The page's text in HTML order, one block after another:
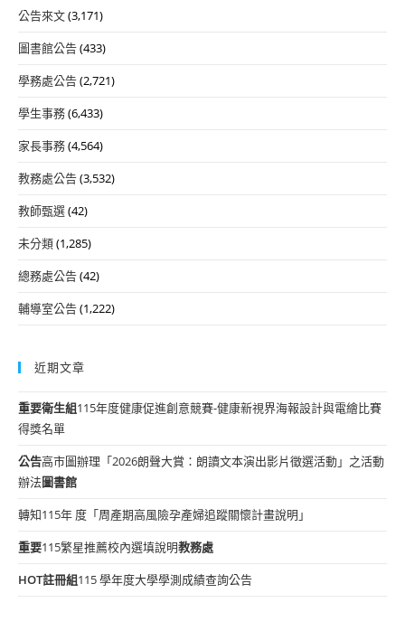
公告來文(3,171)
圖書館公告(433)
學務處公告(2,721)
學生事務(6,433)
家長事務(4,564)
教務處公告(3,532)
教師甄選(42)
未分類(1,285)
總務處公告(42)
輔導室公告(1,222)
近期文章
重要衛生組115年度健康促進創意競賽-健康新視界海報設計與電繪比賽
得獎名單
公告高市圖辦理「2026朗聲大賞：朗讀文本演出影片徵選活動」之活動
辦法圖書館
轉知115年 度「周產期高風險孕產婦追蹤關懷計畫說明」
重要115繁星推薦校內選填說明教務處
HOT註冊組115 學年度大學學測成績查詢公告